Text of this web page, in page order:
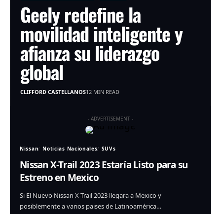
Geely redefine la
movilidad inteligente y
afianza su liderazgo
global
CLIFFORD CASTELLANOS12 MIN READ
- ADVERTISEMENT -
Nissan Noticias Nacionales SUVs
Nissan X-Trail 2023 Estaría Listo para su
Estreno en Mexico
Si El Nuevo Nissan X-Trail 2023 llegara a Mexico y
posiblemente a varios paises de Latinoamérica…